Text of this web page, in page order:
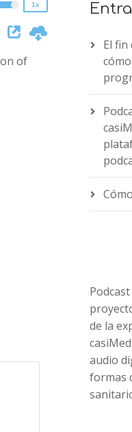
1x
of
El fin
de la
audio
formas